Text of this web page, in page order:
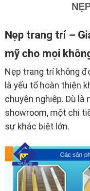
Nẹp trang trí –
mỹ cho mọi
Nẹp trang trí không
là yếu tố hoàn thiện
chuyên nghiệp. Dù là
showroom, một chi
sự khác biệt lớn.